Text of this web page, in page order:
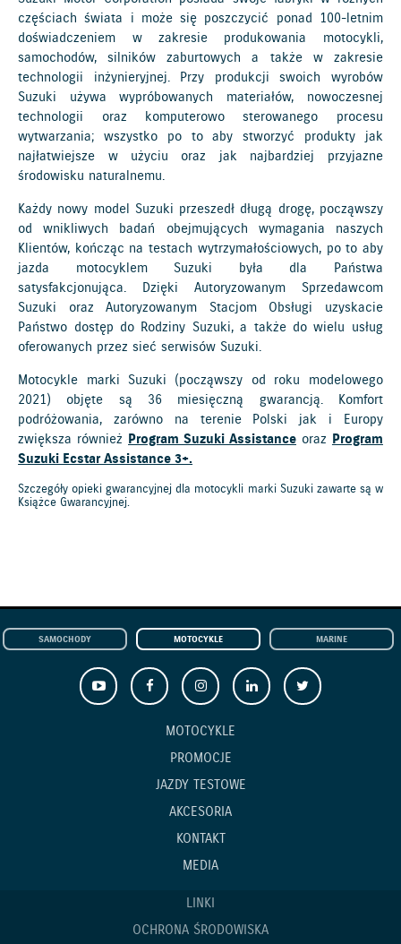
częściach świata i może się poszczycić ponad 100-letnim
doświadczeniem w zakresie produkowania motocykli,
samochodów, silników zaburtowych a także w zakresie
technologii inżynieryjnej. Przy produkcji swoich wyrobów
Suzuki używa wypróbowanych materiałów, nowoczesnej
technologii oraz komputerowo sterowanego procesu
wytwarzania; wszystko po to aby stworzyć produkty jak
najłatwiejsze w użyciu oraz jak najbardziej przyjazne
środowisku naturalnemu.
Każdy nowy model Suzuki przeszedł długą drogę, począwszy
od wnikliwych badań obejmujących wymagania naszych
Klientów, kończąc na testach wytrzymałościowych, po to aby
jazda motocyklem Suzuki była dla Państwa
satysfakcjonująca. Dzięki Autoryzowanym Sprzedawcom
Suzuki oraz Autoryzowanym Stacjom Obsługi uzyskacie
Państwo dostęp do Rodziny Suzuki, a także do wielu usług
oferowanych przez sieć serwisów Suzuki.
Motocykle marki Suzuki (począwszy od roku modelowego
2021) objęte są 36 miesięczną gwarancją. Komfort
podróżowania, zarówno na terenie Polski jak i Europy
zwiększa równieżProgram Suzuki Assistanceoraz Program
Suzuki Ecstar Assistance 3+.
Szczegóły opieki gwarancyjnej dla motocykli marki Suzuki zawarte są w
Książce Gwarancyjnej.
SAMOCHODY MOTOCYKLE MARINE
MOTOCYKLE
PROMOCJE
JAZDY TESTOWE
AKCESORIA
KONTAKT
MEDIA
LINKI
OCHRONA ŚRODOWISKA